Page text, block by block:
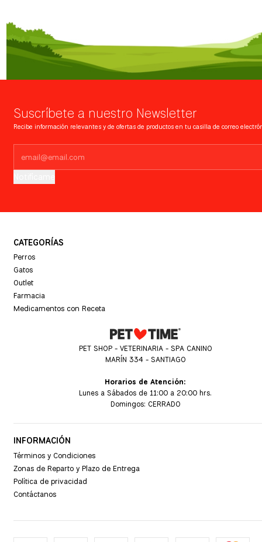
Suscríbete a nuestro Newsletter
Recibe información relevantes y de ofertas de productos en tu casilla de correo
CATEGORÍAS
Perros
Gatos
Outlet
Farmacia
Medicamentos con Receta
PET SHOP - VETERINARIA - SPA CANINO
MARÍN 334 - SANTIAGO
Horarios de Atención:
Lunes a Sábados de 11:00 a 20:00 hrs.
Domingos: CERRADO
INFORMACIÓN
Términos y Condiciones
Zonas de Reparto y Plazo de Entrega
Política de privacidad
Contáctanos